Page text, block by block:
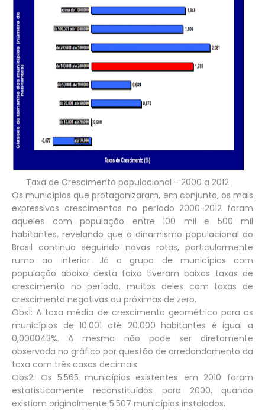
Taxa de Crescimento populacional - 2000 a 2012.
Os municípios que protagonizaram, em conjunto, os mais
expressivos crescimentos no período 2000-2012 foram
aqueles com população entre 100 mil e 500 mil
habitantes, revelando que o dinamismo populacional do
Brasil continua seguindo novas rotas, particularmente
rumo ao interior. Já o grupo de municípios com
população abaixo desta faixa tiveram baixas taxas de
crescimento no período, muitos deles com taxas de
crescimento negativas ou próximas de zero.
Obs1: A taxa média de crescimento geométrico para os
municípios de 10.001 até 20.000 habitantes é igual a
0,000043%. A mesma não pode ser diretamente
observada no gráfico por questão de arredondamento da
taxa com três casas decimais.
Obs2: Os 5.565 municípios existentes em 2010 foram
estatisticamente reconstituídos para 2000, quando
existiam originalmente 5.507 municípios instalados.